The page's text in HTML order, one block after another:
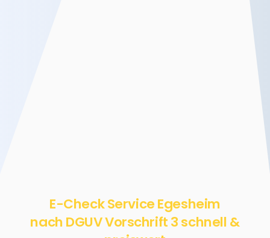
E-Check Service Egesheim
nach DGUV Vorschrift 3 schnell &